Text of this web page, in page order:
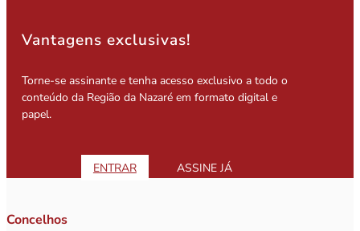
Vantagens exclusivas!
Torne-se assinante e tenha acesso exclusivo a todo o
conteúdo da Região da Nazaré em formato digital e
papel.
ENTRAR ASSINE JÁ
Concelhos